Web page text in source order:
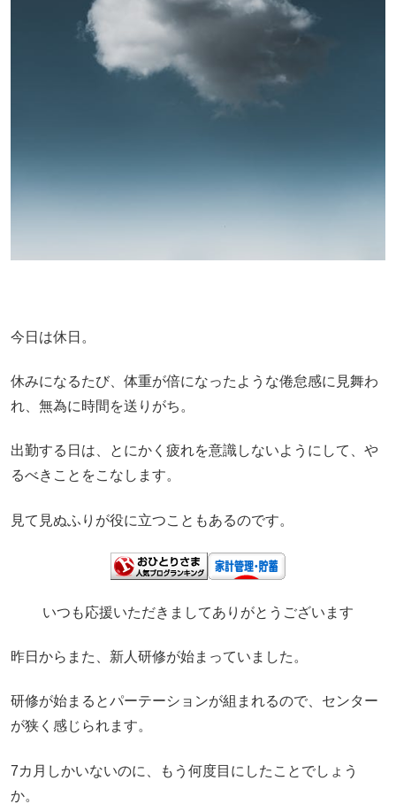
今日は休日。
休みになるたび、体重が倍になったような倦怠感に見舞わ
れ、無為に時間を送りがち。
出勤する日は、とにかく疲れを意識しないようにして、や
るべきことをこなします。
見て見ぬふりが役に立つこともあるのです。
いつも応援いただきましてありがとうございます
昨日からまた、新人研修が始まっていました。
研修が始まるとパーテーションが組まれるので、センター
が狭く感じられます。
7カ月しかいないのに、もう何度目にしたことでしょう
か。